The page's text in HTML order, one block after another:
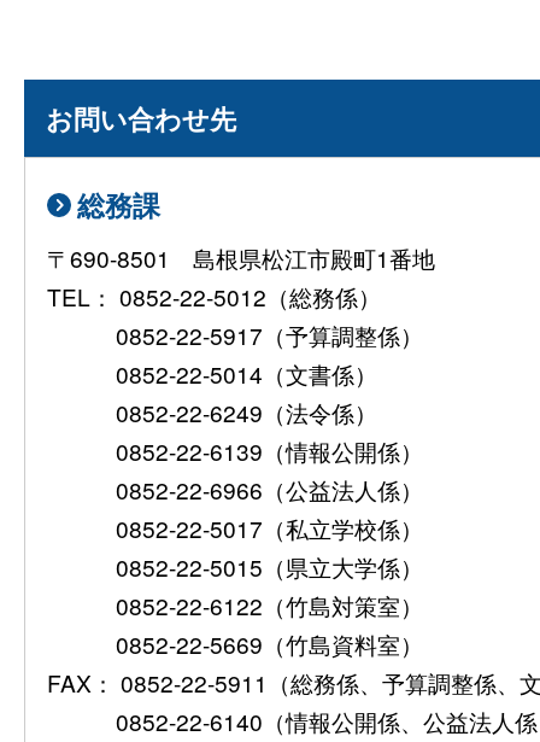
お問い合わせ先
総務課
〒690-8501 島根県松江市殿町1番地
TEL： 0852-22-5012（総務係）
0852-22-5917（予算調整係）
0852-22-5014（文書係）
0852-22-6249（法令係）
0852-22-6139（情報公開係）
0852-22-6966（公益法人係）
0852-22-5017（私立学校係）
0852-22-5015（県立大学係）
0852-22-6122（竹島対策室）
0852-22-5669（竹島資料室）
FAX： 0852-22-5911（総務係、予算調整係、
0852-22-6140（情報公開係、公益法人